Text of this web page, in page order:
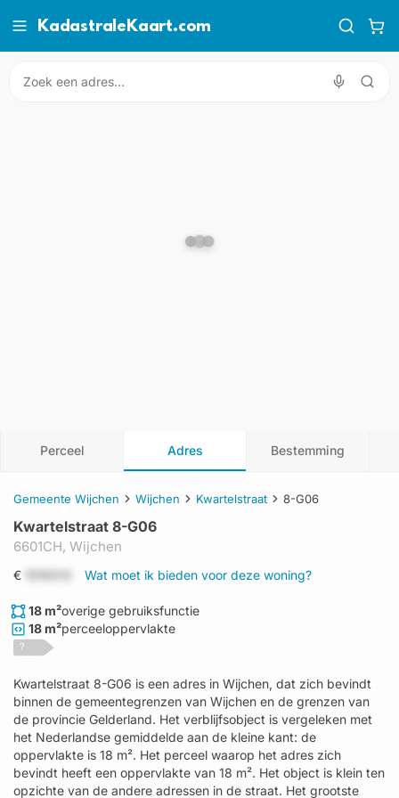
KadastraleKaart.com
Perceel Adres Bestemming
Gemeente Wijchen Wijchen Kwartelstraat 8-G06
Kwartelstraat 8-G06
6601CH, Wijchen
€ Wat moet ik bieden voor deze woning?
18 m²overige gebruiksfunctie
18 m²perceeloppervlakte
?
Kwartelstraat 8-G06 is een adres in Wijchen, dat zich bevindt
binnen de gemeentegrenzen van Wijchen en de grenzen van
de provincie Gelderland. Het verblijfsobject is vergeleken met
het Nederlandse gemiddelde aan de kleine kant: de
oppervlakte is 18 m². Het perceel waarop het adres zich
bevindt heeft een oppervlakte van 18 m². Het object is klein ten
opzichte van de andere adressen in de straat. Het grootste